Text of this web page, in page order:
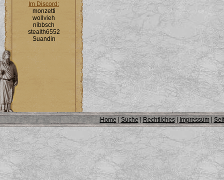
Im Discord:
monzetti
wollvieh
nibbsch
stealth6552
Suandin
Home| Suche | Rechtliches| Impressum|